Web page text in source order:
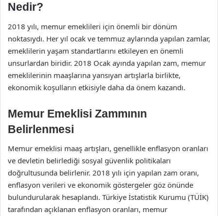
Nedir?
2018 yılı, memur emeklileri için önemli bir dönüm
noktasıydı. Her yıl ocak ve temmuz aylarında yapılan zamlar,
emeklilerin yaşam standartlarını etkileyen en önemli
unsurlardan biridir. 2018 Ocak ayında yapılan zam, memur
emeklilerinin maaşlarına yansıyan artışlarla birlikte,
ekonomik koşulların etkisiyle daha da önem kazandı.
Memur Emeklisi Zammının
Belirlenmesi
Memur emeklisi maaş artışları, genellikle enflasyon oranları
ve devletin belirlediği sosyal güvenlik politikaları
doğrultusunda belirlenir. 2018 yılı için yapılan zam oranı,
enflasyon verileri ve ekonomik göstergeler göz önünde
bulundurularak hesaplandı. Türkiye İstatistik Kurumu (TÜİK)
tarafından açıklanan enflasyon oranları, memur